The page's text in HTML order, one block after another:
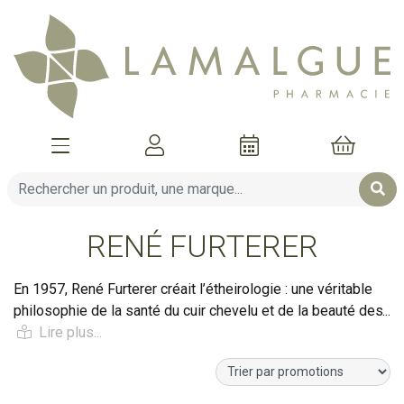
Afficher la navigation
Mon
RENÉ FURTERER
En 1957, René Furterer créait l’étheirologie : une véritable
philosophie de la santé du cuir chevelu et de la beauté des
cheveux (étheirologie, du grec etheira, chevelure, et etheiro,
premier Spa capillaire à Paris, en développant une méthode